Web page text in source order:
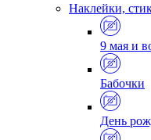
Наклейки,
9 мая и
Бабочки
День